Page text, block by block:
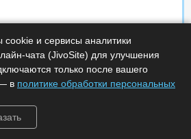
и сервисы аналитики
чата (JivoSite) для улучшения
только после вашего
в политике обработки персональных